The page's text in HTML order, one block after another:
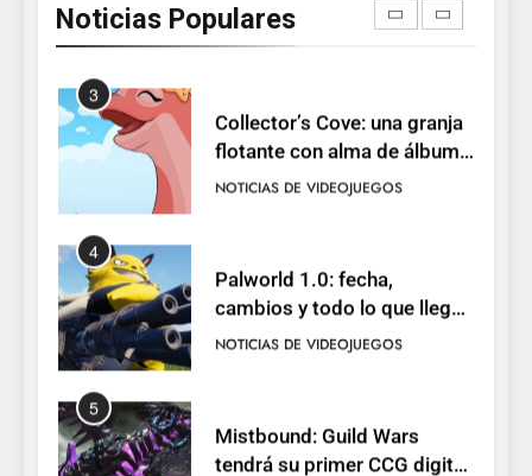
Noticias PopularesNeon White en el mismo
pack
NOTICIAS DE VIDEOJUEGOS
3
Collector’s Cove: una granja
flotante con alma de álbum
de cromos
NOTICIAS DE VIDEOJUEGOS
4
Palworld 1.0: fecha,
cambios y todo lo que llega
con el lanzamiento
NOTICIAS DE VIDEOJUEGOS
5
Mistbound: Guild Wars
tendrá su primer CCG digital